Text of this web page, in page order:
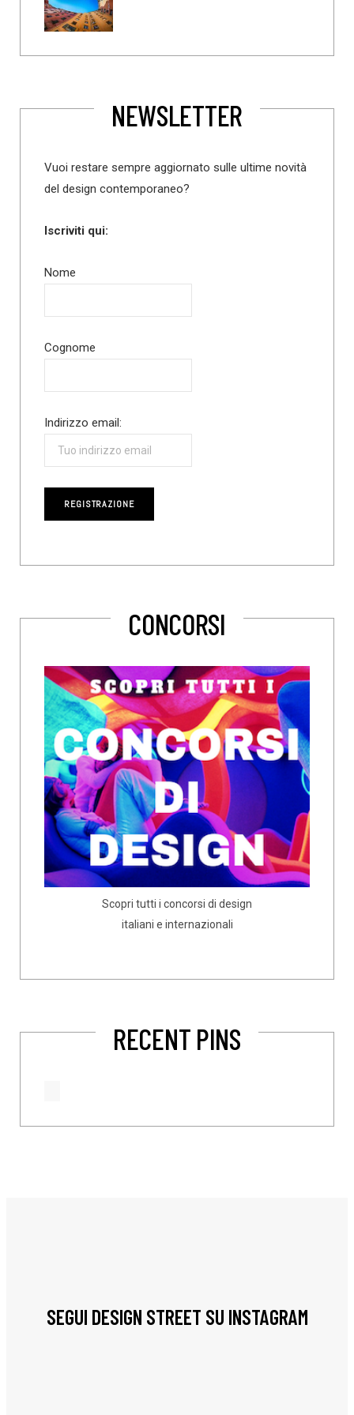
NEWSLETTER
Vuoi restare sempre aggiornato sulle ultime novità
del design contemporaneo?
Iscriviti qui:
Nome
Cognome
Indirizzo email:
CONCORSI
Scopri tutti i concorsi di design
italiani e internazionali
RECENT PINS
SEGUI DESIGN STREET SU INSTAGRAM